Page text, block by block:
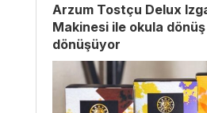
Arzum Tostçu Delux
Makinesi ile okula
dönüşüyor